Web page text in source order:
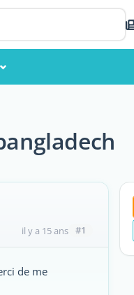
il y a 15 ans #1
de me